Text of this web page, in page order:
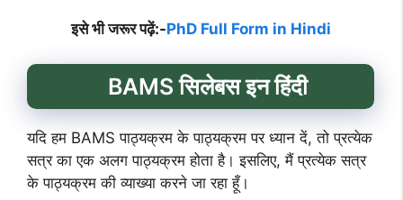
इसे भी जरूर पढ़ें:-PhD Full Form in Hindi
BAMS सिलेबस इन हिंदी
यदि हम BAMS पाठ्यक्रम के पाठ्यक्रम पर ध्यान दें, तो प्रत्येक
सत्र का एक अलग पाठ्यक्रम होता है। इसलिए, मैं प्रत्येक सत्र
के पाठ्यक्रम की व्याख्या करने जा रहा हूँ।